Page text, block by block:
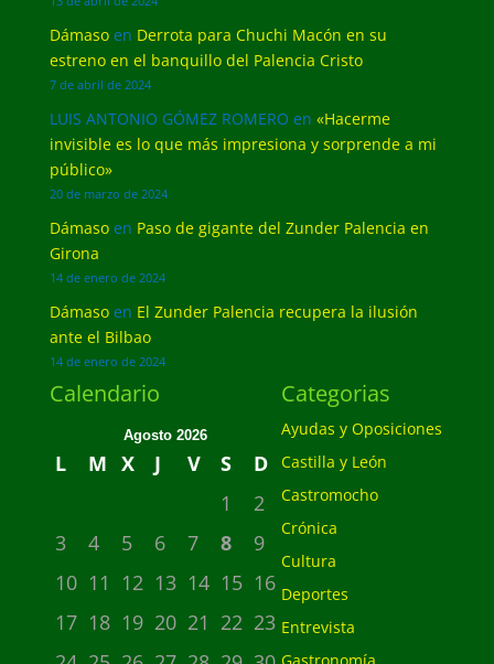
Dámasoen Derrota para Chuchi Macón en su
estreno en el banquillo del Palencia Cristo
7 de abril de 2024
LUIS ANTONIO GÓMEZ ROMERO en «Hacerme
invisible es lo que más impresiona y sorprende a mi
público»
20 de marzo de 2024
Dámasoen Paso de gigante del Zunder Palencia en
Girona
14 de enero de 2024
Dámasoen El Zunder Palencia recupera la ilusión
ante el Bilbao
14 de enero de 2024
Calendario
Agosto 2026
L M X J V S
D
1
2
3
4 5 6 7 8
9
10 11 12 13 14 15 16
17 18 19 20 21 22 23
Categorias
Ayudas y Oposiciones
Castilla y León
Castromocho
Crónica
Cultura
Deportes
Entrevista